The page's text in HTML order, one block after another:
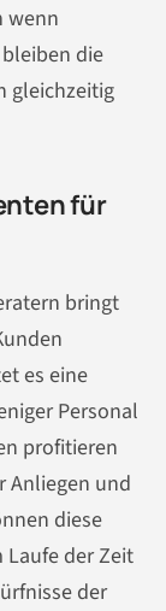
wenn
die
gleichzeitig
für
bringt
es eine
Personal
profitieren
Anliegen und
diese
Laufe der Zeit
der